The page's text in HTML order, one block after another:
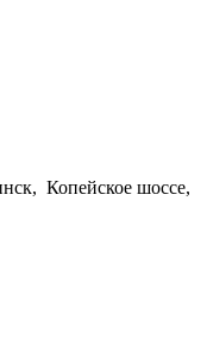
Копейское шоссе,